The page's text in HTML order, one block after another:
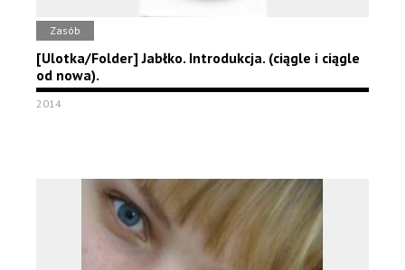
Zasób
[Ulotka/Folder] Jabłko. Introdukcja. (ciągle i ciągle
od nowa).
2014